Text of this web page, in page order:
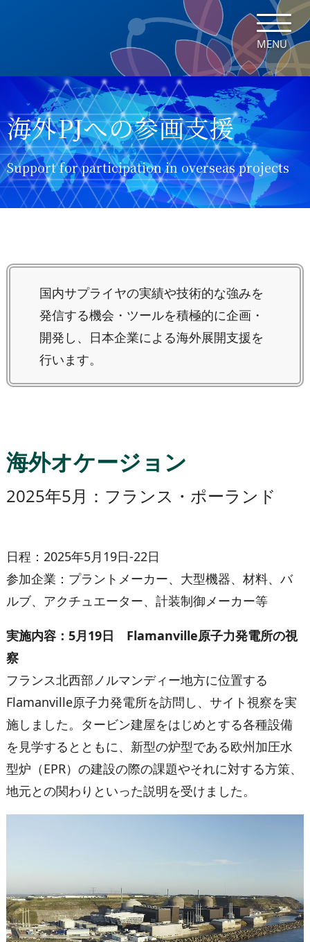
MENU
海外PJへの参画支援
Support for participation in overseas projects
国内サプライヤの実績や技術的な強みを
発信する機会・ツールを積極的に企画・
開発し、日本企業による海外展開支援を
行います。
海外オケージョン
2025年5月：フランス・ポーランド
日程 ：2025年5月19日-22日
参加企業：プラントメーカー、大型機器、材料、バ
ルブ、アクチュエーター、計装制御メーカー等
実施内容： 5月19日 Flamanville原子力発電所の視
察
フランス北西部ノルマンディー地方に位置する
Flamanville原子力発電所を訪問し、サイト視察を実
施しました。タービン建屋をはじめとする各種設備
を見学するとともに、新型の炉型である欧州加圧水
型炉（EPR）の建設の際の課題やそれに対する方策、
地元との関わりといった説明を受けました。